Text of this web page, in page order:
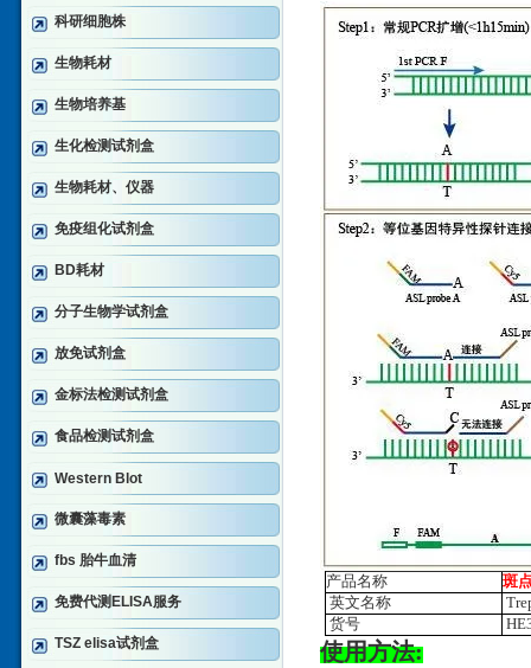
科研细胞株
生物耗材
生物培养基
生化检测试剂盒
生物耗材、仪器
免疫组化试剂盒
BD耗材
分子生物学试剂盒
放免试剂盒
金标法检测试剂盒
食品检测试剂盒
Western Blot
微囊藻毒素
fbs 胎牛血清
免费代测ELISA服务
TSZ elisa试剂盒
产品名称
斑
英文名称
货号
使用方法: